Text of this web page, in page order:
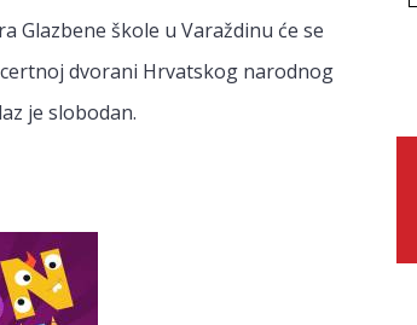
Glazbene škole u Varaždinu će se
dvorani Hrvatskog narodnog
je slobodan.